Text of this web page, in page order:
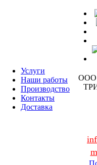
Услуги
Наши работы
Производство
Контакты
Доставка
ООО